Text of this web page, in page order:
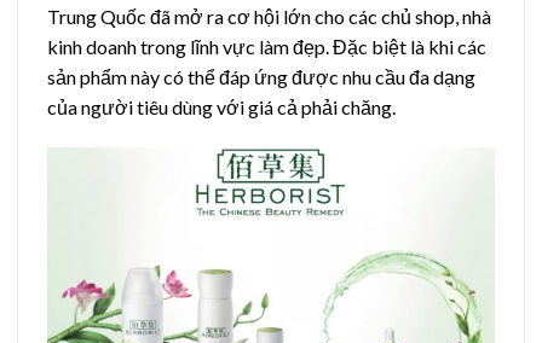
Trung Quốc đã mở ra cơ hội lớn cho các chủ shop, nhà
kinh doanh trong lĩnh vực làm đẹp. Đặc biệt là khi các
sản phẩm này có thể đáp ứng được nhu cầu đa dạng
của người tiêu dùng với giá cả phải chăng.